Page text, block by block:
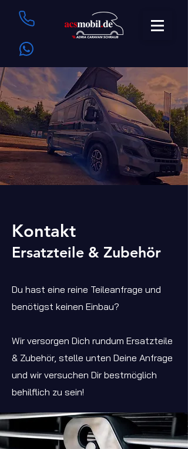
Kontakt
Ersatzteile & Zubehör
Du hast eine reine Teileanfrage und
benötigst keinen Einbau?
Wir versorgen Dich rundum Ersatzteile
& Zubehör, stelle unten Deine Anfrage
und wir versuchen Dir bestmöglich
behilflich zu sein!